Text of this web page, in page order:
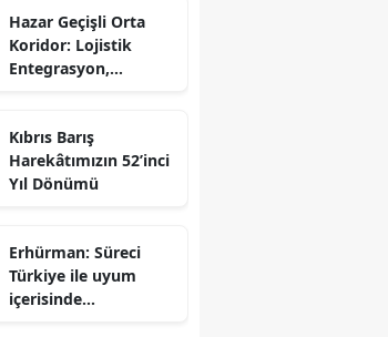
Hazar Geçişli Orta
Koridor: Lojistik
Entegrasyon,
Karşısında Rekabet
Gücü
Kıbrıs Barış
Harekâtımızın 52’inci
Yıl Dönümü
Erhürman: Süreci
Türkiye ile uyum
içerisinde